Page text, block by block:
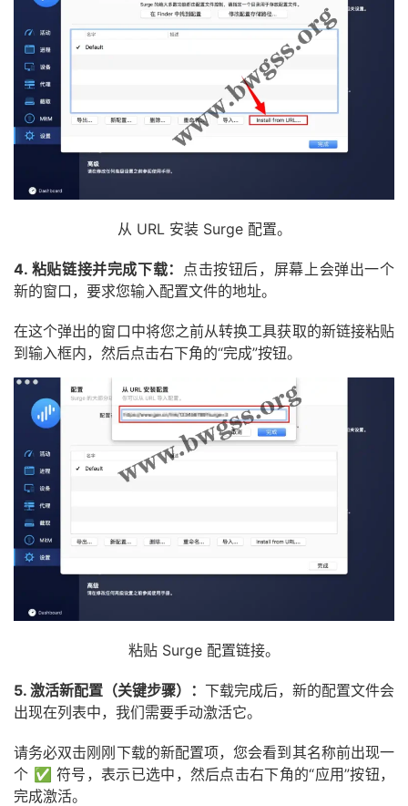
从 URL 安装 Surge 配置。
4. 粘贴链接并完成下载：
点击按钮后，屏幕上会弹出一个
新的窗口，要求您输入配置文件的地址。
在这个弹出的窗口中将您之前从转换工具获取的新链接粘贴
到输入框内，然后点击右下角的“完成”按钮。
粘贴 Surge 配置链接。
5. 激活新配置（关键步骤）： 下载完成后，新的配置文件会
出现在列表中，我们需要手动激活它。
请务必双击刚刚下载的新配置项，您会看到其名称前出现一
个 ✅ 符号，表示已选中，然后点击右下角的“应用”按钮，
完成激活。